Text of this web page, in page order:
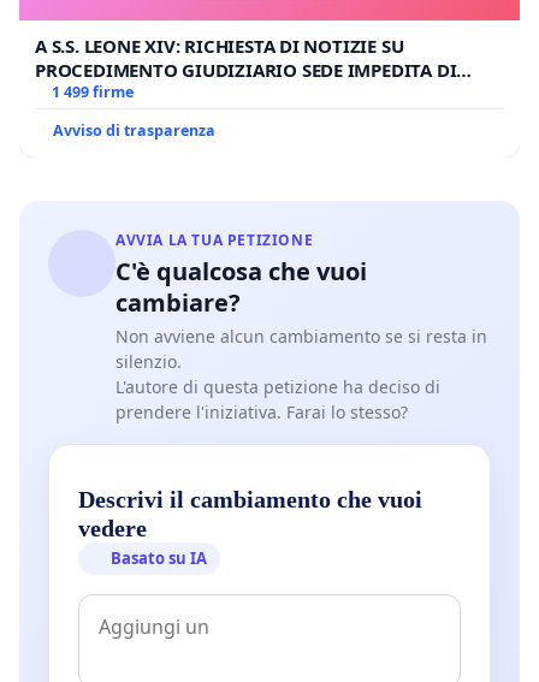
A S.S. LEONE XIV: RICHIESTA DI NOTIZIE SU
PROCEDIMENTO GIUDIZIARIO SEDE IMPEDITA DI
BENEDETTO XVI
1 499 firme
Avviso di trasparenza
AVVIA LA TUA PETIZIONE
C'è qualcosa che vuoi
cambiare?
Non avviene alcun cambiamento se si resta in
silenzio.
L'autore di questa petizione ha deciso di
prendere l'iniziativa. Farai lo stesso?
Descrivi il cambiamento che vuoi
vedere
Basato su IA